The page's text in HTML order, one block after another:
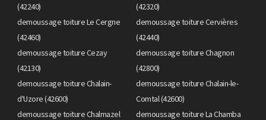
(42240)
(42320)
demoussage toiture Le Cergne
(42460)
demoussage toiture Cervières
(42440)
demoussage toiture Cezay
(42130)
demoussage toiture Chagnon
(42800)
demoussage toiture Chalain-
d'Uzore (42600)
demoussage toiture Chalain-le-
Comtal (42600)
demoussage toiture Chalmazel
demoussage toiture La Chamba